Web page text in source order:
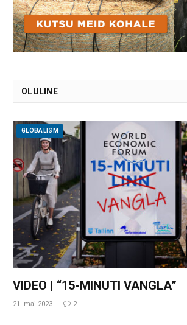
OLULINE
GLOBALISM
VIDEO | “15-MINUTI VANGLA”
21. mai 2023 2